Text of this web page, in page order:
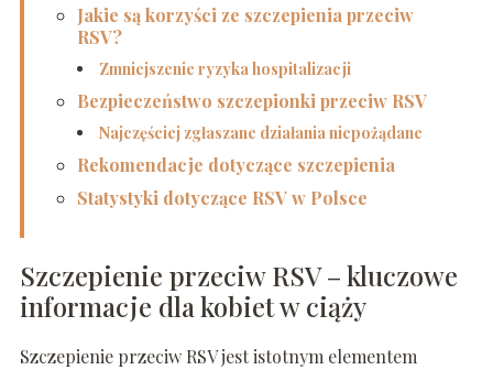
Jakie są korzyści ze szczepienia przeciw
RSV?
Zmniejszenie ryzyka hospitalizacji
Bezpieczeństwo szczepionki przeciw RSV
Najczęściej zgłaszane działania niepożądane
Rekomendacje dotyczące szczepienia
Statystyki dotyczące RSV w Polsce
Szczepienie przeciw RSV – kluczowe
informacje dla kobiet w ciąży
Szczepienie przeciw RSV jest istotnym elementem